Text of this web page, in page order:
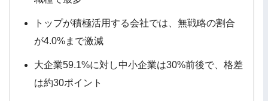
トップが積極活用する会社では、無戦略の割合
が4.0%まで激減
大企業59.1%に対し中小企業は30%前後で、格差
は約30ポイント